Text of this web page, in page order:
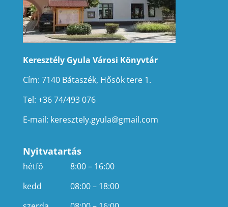
Keresztély Gyula Városi Könyvtár
Cím: 7140 Bátaszék, Hősök tere 1.
Tel: +36 74/493 076
E-mail: keresztely.gyula@gmail.com
Nyitvatartás
hétfő
8:00 – 16:00
kedd
08:00 – 18:00